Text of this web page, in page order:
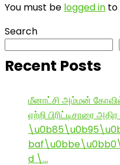
You must be logged in to
Search
Recent Posts
மீனாட்சி அம்மன்
ஏற்றி பிரிட்டிசாரை
d \…